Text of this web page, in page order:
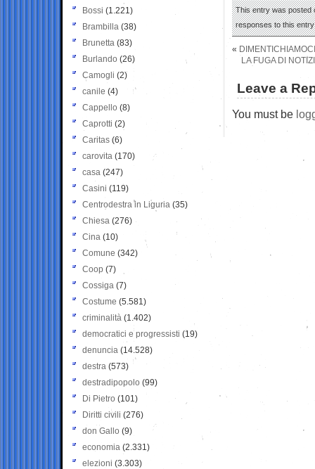
This entry was posted
responses to this
«
LA FUGA DI
Leave a
You must be
Bossi (1.221)
Brambilla (38)
Brunetta (83)
Burlando (26)
Camogli (2)
canile (4)
Cappello (8)
Caprotti (2)
Caritas (6)
carovita (170)
casa (247)
Casini (119)
Centrodestra in Liguria (35)
Chiesa (276)
Cina (10)
Comune (342)
Coop (7)
Cossiga (7)
Costume (5.581)
criminalità (1.402)
democratici e progressisti (19)
denuncia (14.528)
destra (573)
destradipopolo (99)
Di Pietro (101)
Diritti civili (276)
don Gallo (9)
economia (2.331)
elezioni (3.303)